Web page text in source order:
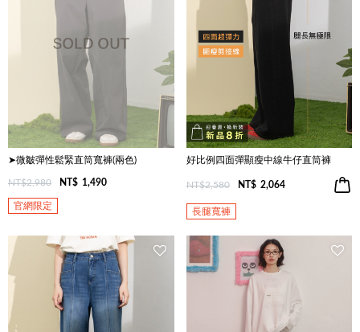
➤微皺彈性鬆緊直筒寬褲(兩色)
NT$2,980 NT$ 1,490
官網限定
好比例四面彈顯瘦中線牛仔直筒褲
NT$2,580 NT$ 2,064
長腿寬褲